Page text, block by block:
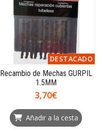
DESTACADO
Recambio de Mechas GURPIL
1.5MM
3,70€
Añadir a la cesta